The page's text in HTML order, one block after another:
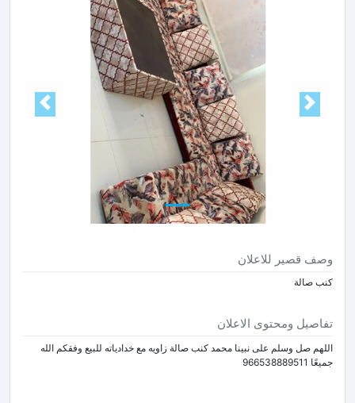
Next Prev
وصف قصير للاعلان
كنب صالة
تفاصيل ومحتوى الاعلان
اللهم صل وسلم على نبينا محمد كنب صالة زاويه مع خدادياته للبيع وفقكم الله
جميعًا 966538889511